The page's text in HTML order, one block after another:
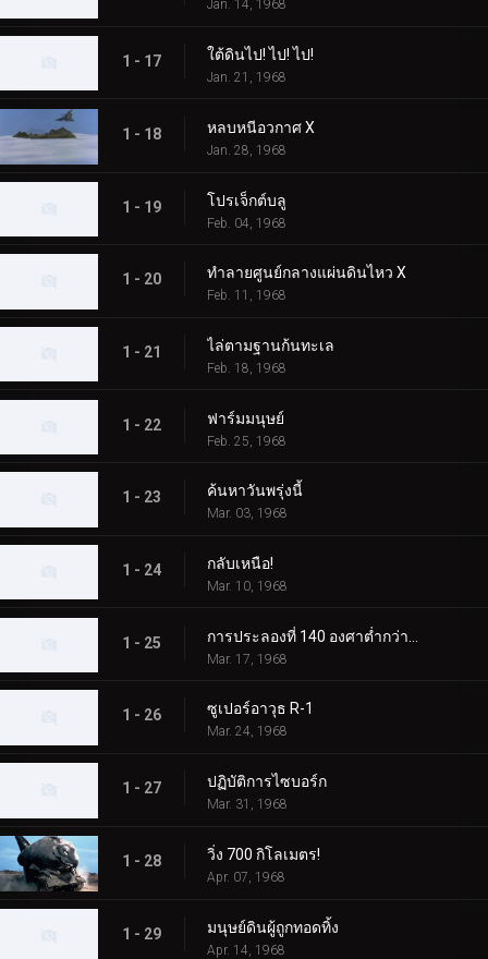
Jan. 14, 1968
1 - 17 ใต้ดินไป! ไป! ไป!
Jan. 21, 1968
1 - 18 หลบหนีอวกาศ X
Jan. 28, 1968
1 - 19 โปรเจ็กต์บลู
Feb. 04, 1968
1 - 20 ทำลายศูนย์กลางแผ่นดินไหว X
Feb. 11, 1968
1 - 21 ไล่ตามฐานก้นทะเล
Feb. 18, 1968
1 - 22 ฟาร์มมนุษย์
Feb. 25, 1968
1 - 23 ค้นหาวันพรุ่งนี้
Mar. 03, 1968
1 - 24 กลับเหนือ!
Mar. 10, 1968
1 - 25
Mar. 17, 1968
1 - 26 ซูเปอร์อาวุธ R-1
Mar. 24, 1968
1 - 27 ปฏิบัติการไซบอร์ก
Mar. 31, 1968
1 - 28 วิ่ง 700 กิโลเมตร!
Apr. 07, 1968
1 - 29 มนุษย์ดินผู้ถูกทอดทิ้ง
Apr. 14, 1968